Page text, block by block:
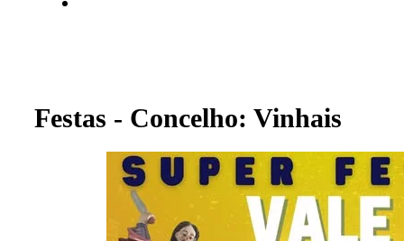
Festas - Concelho: Vinhais